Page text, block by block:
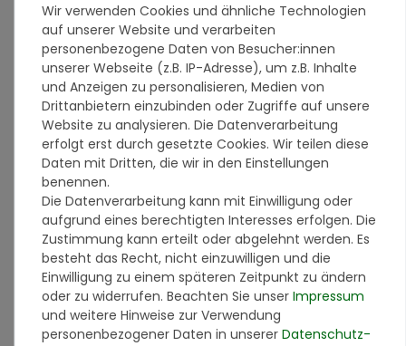
Rabattstaffel Terralith Marmor - Steinteppich WAND
mix lavello (fein) für 1 qm
64,95 € *
Quadratmeter | 64,95 € / Quadratmeter
In den Warenkorb
*inkl. ges. MwSt.zzgl.Versandkosten
Rabattstaffel
mix pablo (fein) für 1 qm
64,95 € *
1 Quadratmeter| 64,95 € / Quadratmeter
In den Warenkorb
*inkl. ges. MwSt.zzgl. Versandkosten
Wir verwenden Cookies und ähnliche Technologien
auf unserer Website und verarbeiten
personenbezogene Daten von Besucher:innen
unserer Webseite (z.B. IP-Adresse), um z.B. Inhalte
und Anzeigen zu personalisieren, Medien von
Drittanbietern einzubinden oder Zugriffe auf unsere
Website zu analysieren. Die Datenverarbeitung
erfolgt erst durch gesetzte Cookies. Wir teilen diese
Daten mit Dritten, die wir in den Einstellungen
benennen.
Die Datenverarbeitung kann mit Einwilligung oder
aufgrund eines berechtigten Interesses erfolgen. Die
Zustimmung kann erteilt oder abgelehnt werden. Es
besteht das Recht, nicht einzuwilligen und die
Einwilligung zu einem späteren Zeitpunkt zu ändern
oder zu widerrufen. Beachten Sie unser Impressum
und weitere Hinweise zur Verwendung
personenbezogener Daten in unserer Daten­schutz­